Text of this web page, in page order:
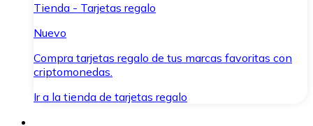
Tienda - Tarjetas regalo
Nuevo
Compra tarjetas regalo de tus marcas favoritas con
criptomonedas.
Ir a la tienda de tarjetas regalo